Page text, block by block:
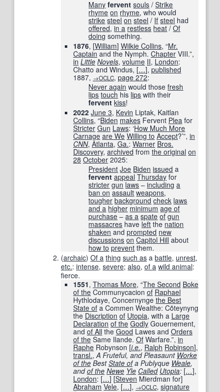
Many fervent souls /Strike
rhyme on rhyme, who would
strike steel on steel / If steel had
offered,in a restless heat /Of
doing something.
1876, [William] Wilkie Collins, “Mr.
Captain and the Nymph. Chapter VIII.”,
in Little Novels, volume II, London:
Chatto and Windus, […], published
1887, →OCLC, page 272:
Never again would thosefresh
lips touch his lips with their
fervent kiss!
2022 June 3, Kevin Liptak, Kaitlan
Collins, “Biden makes Fervent Plea for
Stricter Gun Laws: ‘How Much More
Carnage are We Willing to Accept?’”, in
CNN‎, Atlanta, Ga.: Warner Bros.
Discovery, archived from the original on
28 October 2025:
President Joe Biden issued a
fervent appeal Thursday for
stricter gun laws –including a
ban on assault weapons,
tougher background check laws
and a higher minimum age of
purchase –as a spate of gun
massacres have left the nation
shaken andprompted new
discussions on Capitol Hill about
how to prevent them.
(archaic) Of a thing such as a battle, unrest,
etc.: intense, severe; also, of a wild animal:
fierce.
1551, Thomas More, “The Second Boke
of the Communycacion of Raphael
Hythlodaye, Concernynge the Best
State of a Commen Wealthe: Cõteynyng
the Discription of Utopia, with a Large
Declaration of the Godly Gouernement,
and of All the Good Lawes and Orders
of the Same Ilande. Of Warfare.”, in
Raphe Robynson [i.e., Ralph Robinson],
transl.,A Fruteful, and Pleasaunt Worke
of the BestState ofa Publyque Weale,
andof the Newe Yle Called Utopia: […],
London: […] [Steven Mierdman for]
Abraham Vele, […], →OCLC, signature